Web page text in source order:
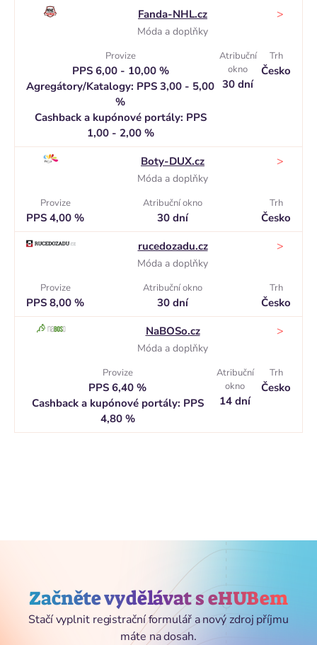
Fanda-NHL.cz
Móda a doplňky
>
Provize
PPS 6,00 - 10,00 %
Agregátory/Katalogy: PPS 3,00 - 5,00
%
Cashback a kupónové portály: PPS
1,00 - 2,00 %
Atribuční
okno
30 dní
Trh
Česko
Boty-DUX.cz
Móda a doplňky
>
Provize
PPS 4,00 %
Atribuční okno
30 dní
Trh
Česko
rucedozadu.cz
Móda a doplňky
>
Provize
PPS 8,00 %
Atribuční okno
30 dní
Trh
Česko
NaBOSo.cz
Móda a doplňky
>
Provize
PPS 6,40 %
Cashback a kupónové portály: PPS
4,80 %
Atribuční
okno
14 dní
Trh
Česko
Začněte vydělávat s eHUBem
Stačí vyplnit registrační formulář a nový zdroj příjmu
máte na dosah.